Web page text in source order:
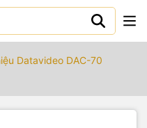
Datavideo DAC-70